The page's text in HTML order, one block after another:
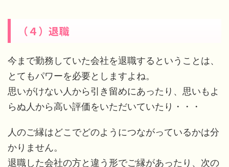
（４）退職
今まで勤務していた会社を退職するということは、
とてもパワーを必要としますよね。
思いがけない人から引き留めにあったり、思いもよ
らぬ人から高い評価をいただいていたり・・・
人のご縁はどこでどのようにつながっているかは分
かりません。
退職した会社の方と違う形でご縁があったり、次の